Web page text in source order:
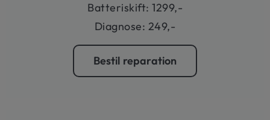
Batteriskift: 1299,-
Diagnose: 249,-
Bestil reparation